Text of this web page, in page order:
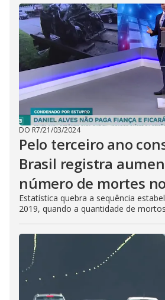
DO R7/21/03/2024
Pelo terceiro ano
Brasil registra
número de mortes
Estatística quebra a sequência
2019, quando a quantidade de